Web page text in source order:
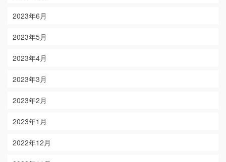
2023年6月
2023年5月
2023年4月
2023年3月
2023年2月
2023年1月
2022年12月